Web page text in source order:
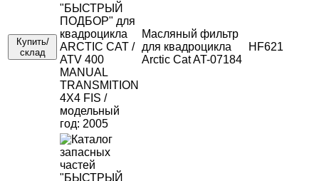
Купить/
склад
Масляный фильтр
для квадроцикла
Arctic Cat AT-07184
HF621